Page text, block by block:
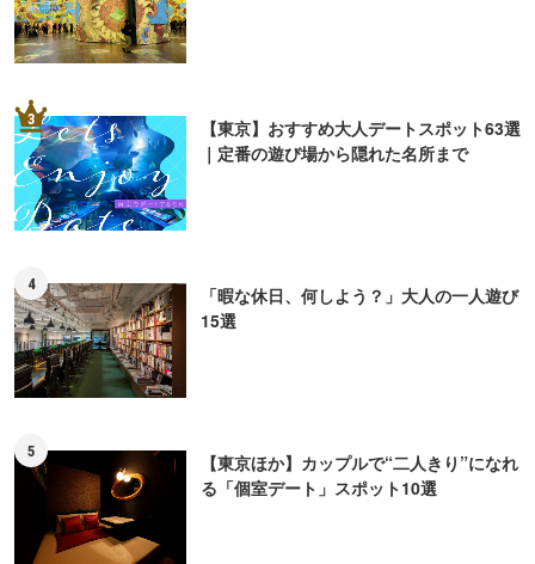
3
【東京】おすすめ大人デートスポット63選
｜定番の遊び場から隠れた名所まで
4
「暇な休日、何しよう？」大人の一人遊び
15選
5
【東京ほか】カップルで“二人きり”になれ
る「個室デート」スポット10選